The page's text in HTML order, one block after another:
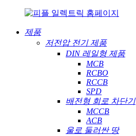
제품
저전압 전기 제품
DIN 레일형 제품
MCB
RCBO
RCCB
SPD
배전형 회로 차단기
MCCB
ACB
울로 둘러싼 땅